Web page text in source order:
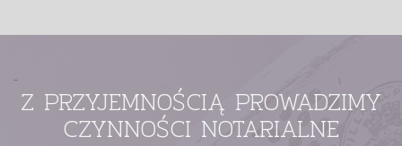
-
Z PRZYJEMNOŚCIĄ PROWADZIMY
CZYNNOŚCI NOTARIALNE